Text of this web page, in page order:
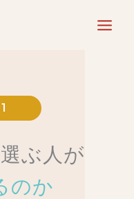
ぶ人が
のか